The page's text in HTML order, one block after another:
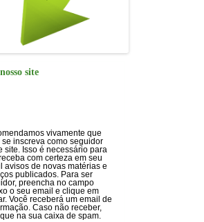
site
vivamente que
se inscreva como seguidor
site. Isso é necessário para
com certeza em seu
avisos de novas matérias e
publicados. Para ser
preencha no campo
o seu email e clique em
Você receberá um email de
Caso não receber,
na sua caixa de spam.